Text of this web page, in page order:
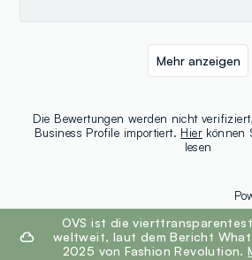
Die Bewertungen werden nicht
Business Profile importiert. Hier können
lesen
Mehr anzeigen
footer.ariatitleOVS ist die
weltweit, laut dem Bericht What
2025 von Fashion Revolution.